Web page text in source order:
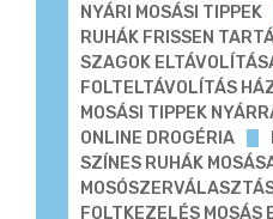
NYÁRI MOSÁSI TIPPEK
RUHÁK FRISSEN
SZAGOK
FOLTELTÁVOLÍTÁS
MOSÁSI TIPPEK
ONLINE DROGÉRIA
SZÍNES RUHÁK
FOLTKEZELÉS MOSÁS